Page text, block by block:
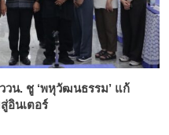
น. ชู ‘พหุวัฒนธรรม’ แก้
อินเตอร์